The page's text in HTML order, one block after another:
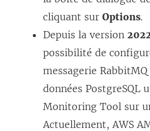
v
e
cliquant sur Options.
Depuis la version
possibilité de
messagerie
données PostgreSQL
Monitoring Tool sur
Actuellement, AWS